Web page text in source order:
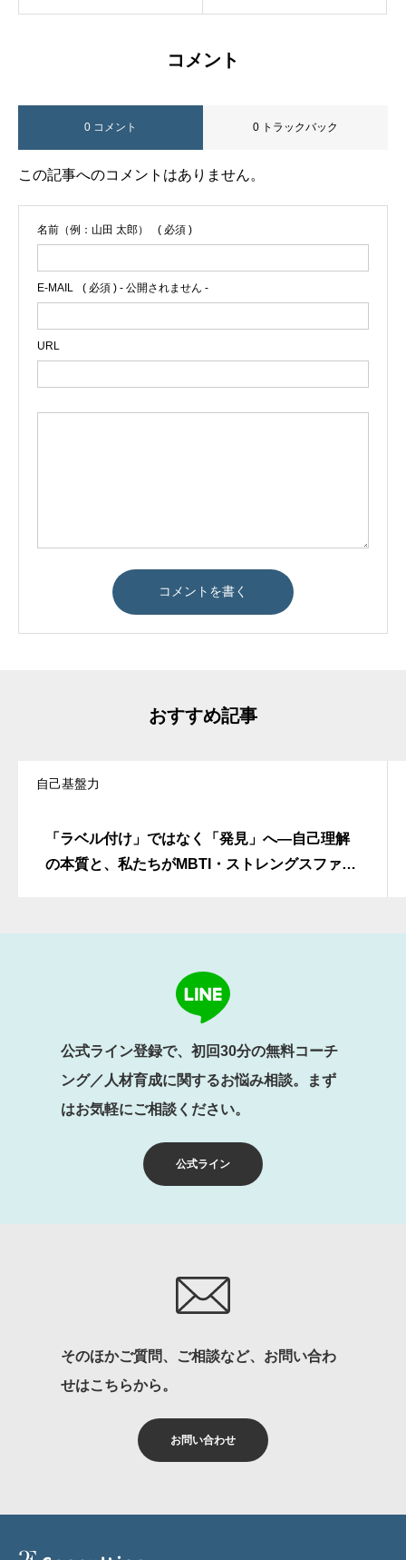
コメント
0 コメント 0 トラックバック
この記事へのコメントはありません。
名前（例：山田 太郎） ( 必須 )
E-MAIL ( 必須 ) - 公開されません -
URL
おすすめ記事
自己基盤力
「ラベル付け」ではなく「発見」へ―自己理解
の本質と、私たちがMBTI・ストレングスファイ
公式ライン
公式ライン登録で、初回30分の無料コーチ
ング／人材育成に関するお悩み相談。まず
はお気軽にご相談ください。
お問い合わせ
そのほかご質問、ご相談など、お問い合わ
せはこちらから。